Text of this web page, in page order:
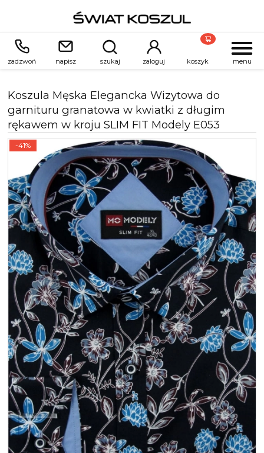
menu
zadzwoń napisz szukaj zaloguj koszyk
Koszula Męska Elegancka Wizytowa do
garnituru granatowa w kwiatki z długim
rękawem w kroju SLIM FIT Modely E053
-41%